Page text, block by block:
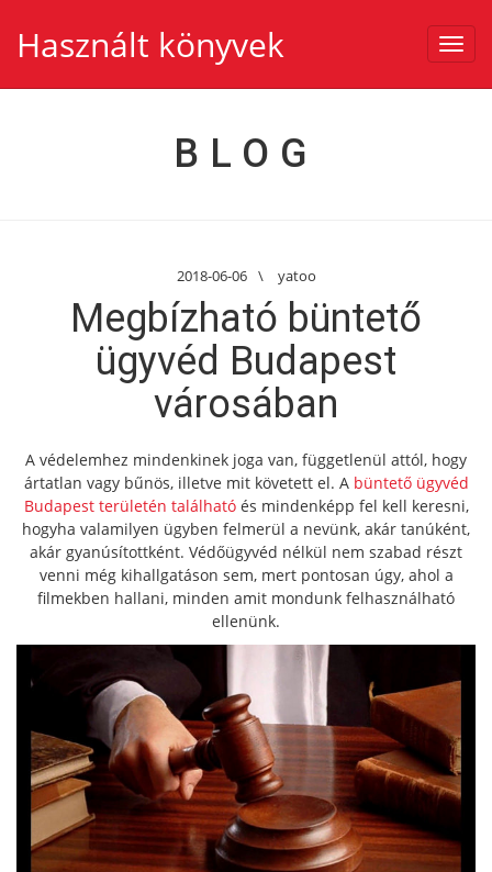
Használt könyvek
BLOG
2018-06-06 \ yatoo
Megbízható büntető
ügyvéd Budapest
városában
A védelemhez mindenkinek joga van, függetlenül attól, hogy
ártatlan vagy bűnös, illetve mit követett el. A büntető ügyvéd
Budapest területén találhatóés mindenképp fel kell keresni,
hogyha valamilyen ügyben felmerül a nevünk, akár tanúként,
akár gyanúsítottként. Védőügyvéd nélkül nem szabad részt
venni még kihallgatáson sem, mert pontosan úgy, ahol a
filmekben hallani, minden amit mondunk felhasználható
ellenünk.